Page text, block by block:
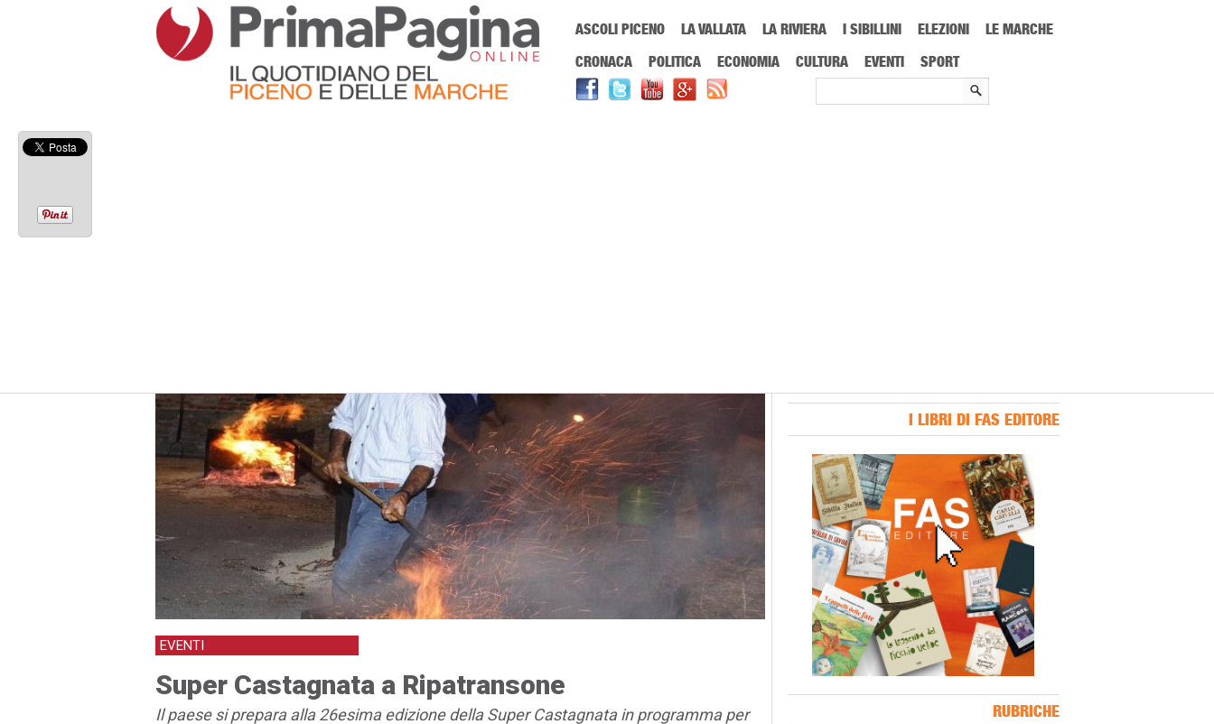
ASCOLI PICENO LA VALLATA LA RIVIERA I SIBILLINI ELEZIONI
LE MARCHE
CRONACA
POLITICA ECONOMIA CULTURA EVENTI SPORT
EVENTI
Super Castagnata a Ripatransone
Il paese si prepara alla 26esima edizione della Super Castagnata in programma per
I LIBRI DI FAS EDITORE
RUBRICHE